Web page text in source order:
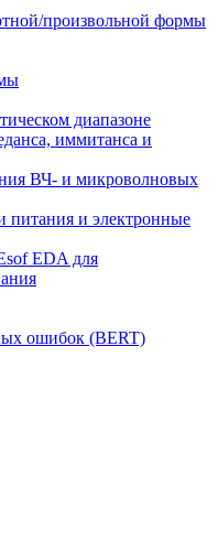
произвольной формы
диапазоне
иммитанса и
ВЧ- и микроволновых
и электронные
EDA для
ошибок (BERT)